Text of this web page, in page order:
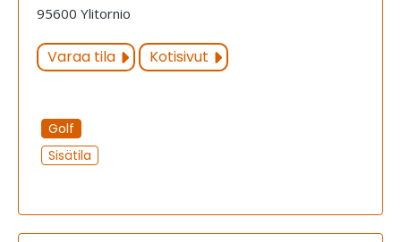
95600 Ylitornio
Varaa tila Kotisivut
Golf
Sisätila